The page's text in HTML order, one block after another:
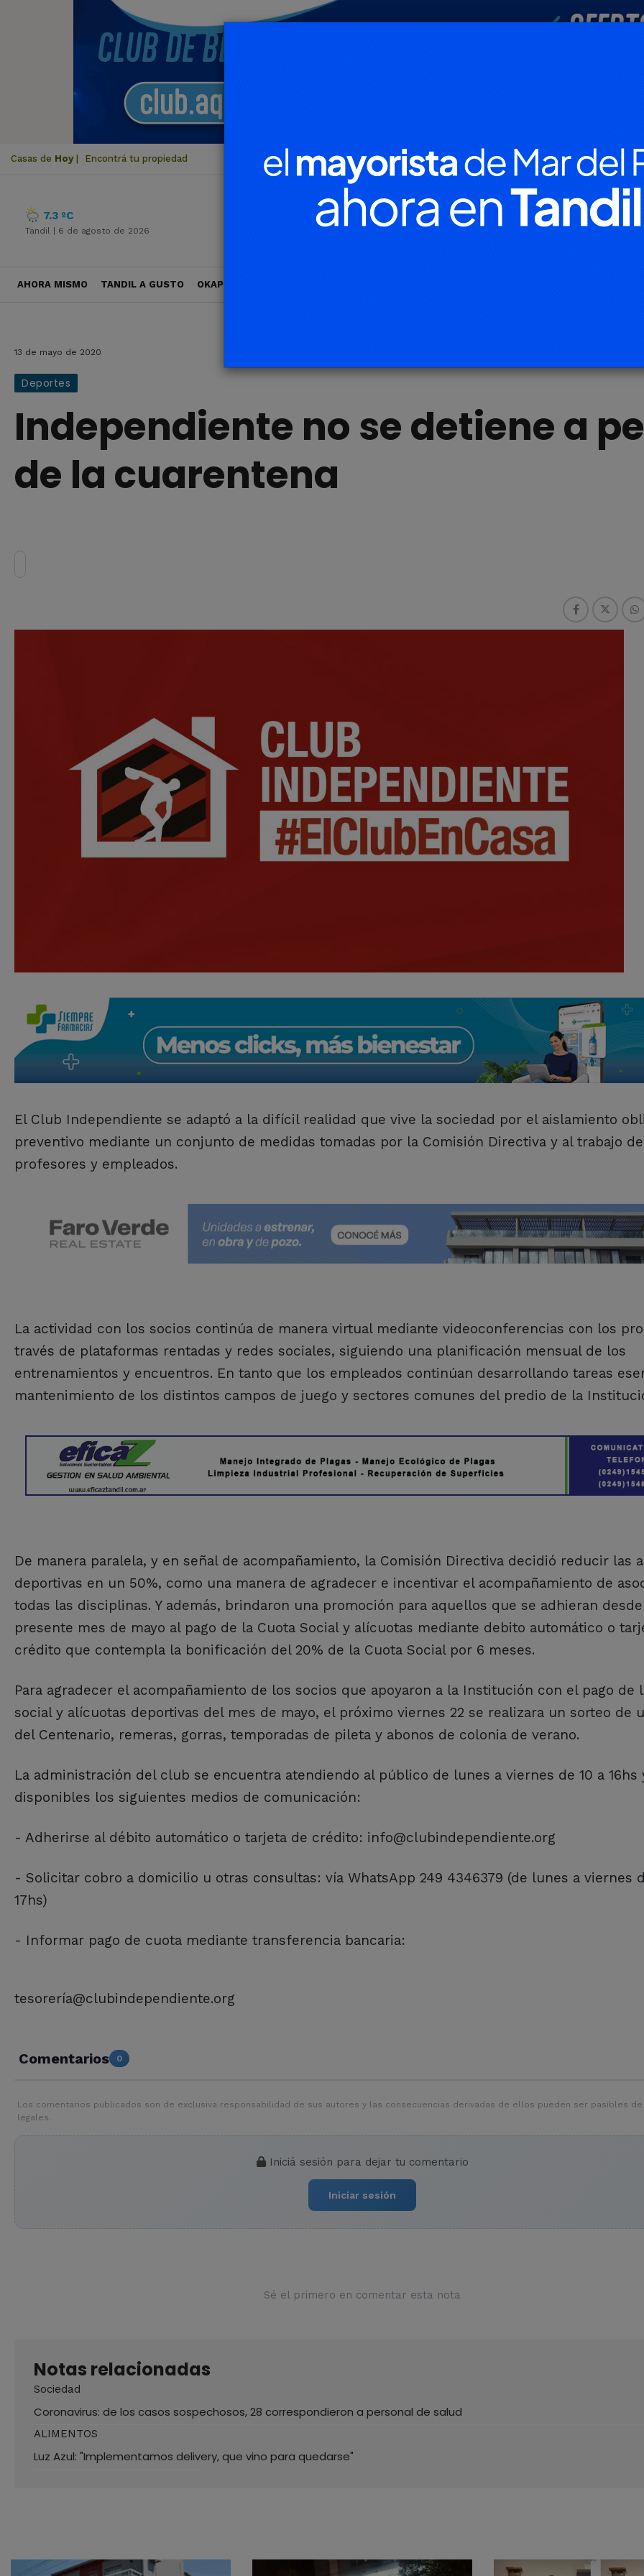
Casas de Hoy Encontrá tu propiedad
7.3 ºC
Tandil | 6 de agosto de 2026
AHORA MISMO TANDIL A GUSTO OKAPI VIAJES
13 de mayo de 2020
Deportes
Independiente no se detiene a
de la cuarentena
El Club Independiente se adaptó a la difícil realidad que vive la sociedad por el aislamiento
preventivo mediante un conjunto de medidas tomadas por la Comisión Directiva y al trabajo
profesores y empleados.
La actividad con los socios continúa de manera virtual mediante videoconferencias con los
través de plataformas rentadas y redes sociales, siguiendo una planificación mensual de los
entrenamientos y encuentros. En tanto que los empleados continúan desarrollando tareas
mantenimiento de los distintos campos de juego y sectores comunes del predio de la
De manera paralela, y en señal de acompañamiento, la Comisión Directiva decidió reducir las
deportivas en un 50%, como una manera de agradecer e incentivar el acompañamiento de
todas las disciplinas. Y además, brindaron una promoción para aquellos que se adhieran
presente mes de mayo al pago de la Cuota Social y alícuotas mediante debito automático o
crédito que contempla la bonificación del 20% de la Cuota Social por 6 meses.
Para agradecer el acompañamiento de los socios que apoyaron a la Institución con el pago de
social y alícuotas deportivas del mes de mayo, el próximo viernes 22 se realizara un sorteo de
del Centenario, remeras, gorras, temporadas de pileta y abonos de colonia de verano.
La administración del club se encuentra atendiendo al público de lunes a viernes de 10 a 16hs
disponibles los siguientes medios de comunicación:
- Adherirse al débito automático o tarjeta de crédito: info@clubindependiente.org
- Solicitar cobro a domicilio u otras consultas: vía WhatsApp 249 4346379 (de lunes a viernes
17hs)
- Informar pago de cuota mediante transferencia bancaria:
tesorería@clubindependiente.org
Comentarios 0
Los comentarios publicados son de exclusiva responsabilidad de sus autores y las consecuencias derivadas de ellos pueden ser pasibles de
legales.
Iniciá sesión para dejar tu comentario
Iniciar sesión
Sé el primero en comentar esta nota
Notas relacionadas
Sociedad
Coronavirus: de los casos sospechosos, 28 correspondieron a personal de salud
ALIMENTOS
Luz Azul: "Implementamos delivery, que vino para quedarse"